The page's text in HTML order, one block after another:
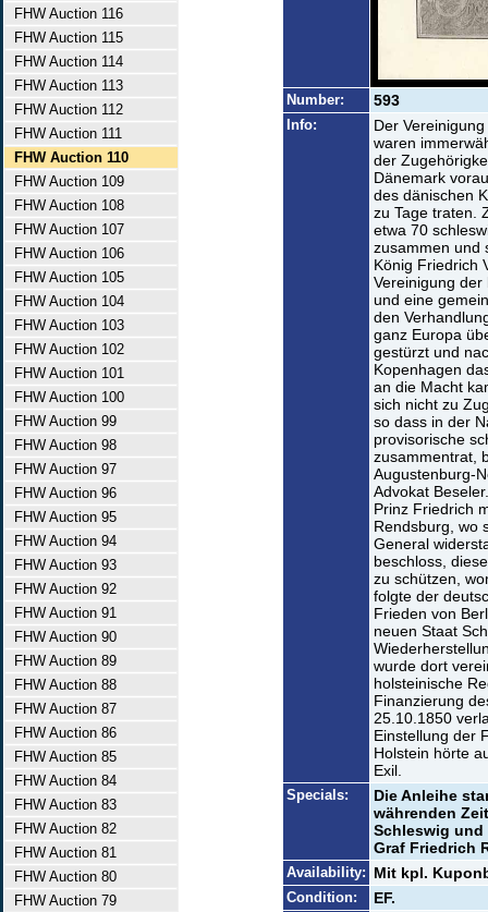
FHW Auction 116
FHW Auction 115
FHW Auction 114
FHW Auction 113
FHW Auction 112
FHW Auction 111
FHW Auction 110
FHW Auction 109
FHW Auction 108
FHW Auction 107
FHW Auction 106
FHW Auction 105
FHW Auction 104
FHW Auction 103
FHW Auction 102
FHW Auction 101
FHW Auction 100
FHW Auction 99
FHW Auction 98
FHW Auction 97
FHW Auction 96
FHW Auction 95
FHW Auction 94
FHW Auction 93
FHW Auction 92
FHW Auction 91
FHW Auction 90
FHW Auction 89
FHW Auction 88
FHW Auction 87
FHW Auction 86
FHW Auction 85
FHW Auction 84
FHW Auction 83
FHW Auction 82
FHW Auction 81
FHW Auction 80
FHW Auction 79
Number: 593
Info:
Der
waren
der
Dänemark
des dänischen
zu Tage traten.
etwa 70
zusammen und
König Friedrich
Vereinigung
und eine
den
ganz Europa
gestürzt und
Kopenhagen
an die Macht
sich nicht zu
so dass in der
provisorische
zusammentrat,
Augustenburg-
Advokat
Prinz Friedrich
Rendsburg, wo
General
beschloss,
zu schützen,
folgte der
Frieden von
neuen Staat
wurde dort
holsteinische
Finanzierung
25.10.1850
Einstellung der
Holstein hörte
Exil.
Specials:
Die Anleihe
währenden
Schleswig
Graf Friedrich
Availability: Mit kpl.
Condition: EF.